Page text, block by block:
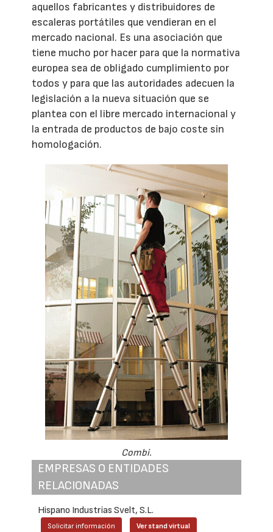
aquellos fabricantes y distribuidores de
escaleras portátiles que vendieran en el
mercado nacional. Es una asociación que
tiene mucho por hacer para que la normativa
europea sea de obligado cumplimiento por
todos y para que las autoridades adecuen la
legislación a la nueva situación que se
plantea con el libre mercado internacional y
la entrada de productos de bajo coste sin
homologación.
Combi.
EMPRESAS O ENTIDADES
RELACIONADAS
Hispano Industrias Svelt, S.L.
Solicitar información Ver stand virtual